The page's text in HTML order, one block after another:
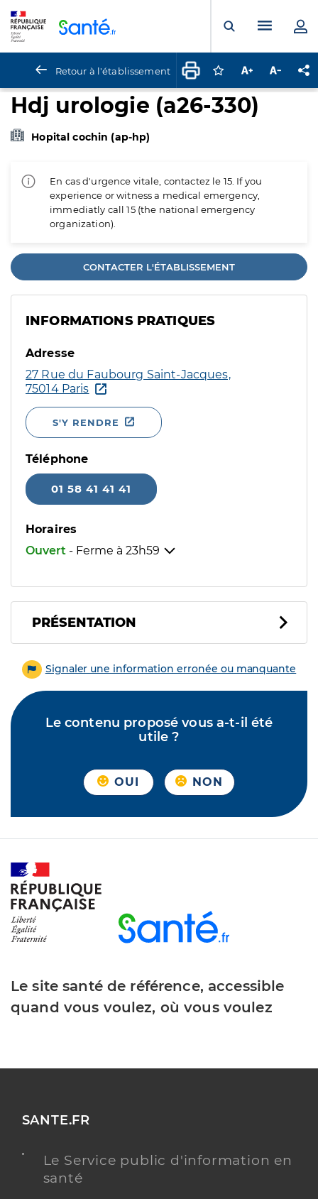
Ouvrir laMenu
Retour à l'établissement Connectez-vous
Augmenter la
Hdj urologie (a26-330)
Hopital cochin (ap-hp)
En cas d'urgence vitale, contactez le 15. If you
experience or witness a medical emergency,
immediatly call 15 (the national emergency
organization).
CONTACTER L'ÉTABLISSEMENT
INFORMATIONS PRATIQUES
Adresse
27 Rue du Faubourg Saint-Jacques,
75014 Paris
S'Y RENDRE
Téléphone
01 58 41 41 41
Horaires
Ouvert - Ferme à 23h59
PRÉSENTATION
Signaler une information erronée ou manquante
Le contenu proposé vous a-t-il été
utile ?
OUI NON
Le site santé de référence, accessible
quand vous voulez, où vous voulez
SANTE.FR
Le Service public d'information en
santé